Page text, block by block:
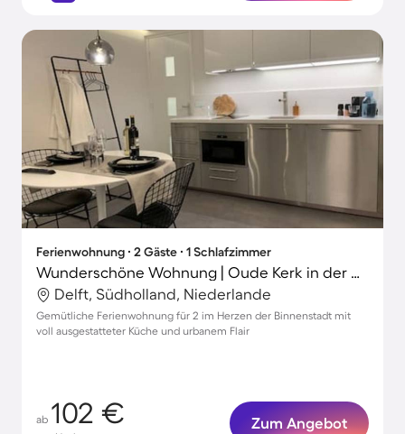
Ferienwohnung ∙ 2 Gäste ∙ 1 Schlafzimmer
Wunderschöne Wohnung | Oude Kerk in der Nähe
Delft, Südholland, Niederlande
Gemütliche Ferienwohnung für 2 im Herzen der Binnenstadt mit
voll ausgestatteter Küche und urbanem Flair
ab 102 € Zum Angebot